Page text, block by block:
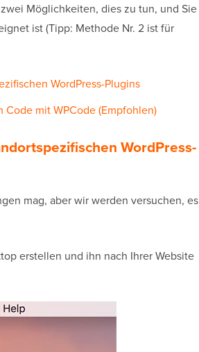
Möglichkeiten, dies zu tun, und Sie
ist (Tipp: Methode Nr. 2 ist für
WordPress-Plugins
mit WPCode (Empfohlen)
WordPress-
mag, aber wir werden versuchen, es
erstellen und ihn nach Ihrer Website